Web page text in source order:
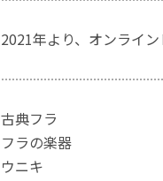
2021年より、オンライ
古典フラ
フラの楽器
ウニキ